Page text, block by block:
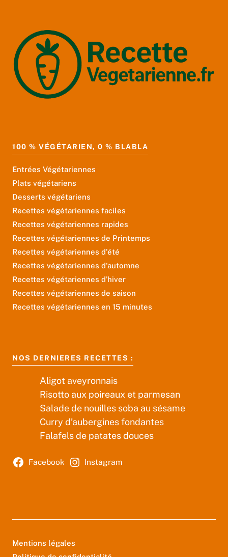
100 % VÉGÉTARIEN, 0 % BLABLA
Entrées Végétariennes
Plats végétariens
Desserts végétariens
Recettes végétariennes faciles
Recettes végétariennes rapides
Recettes végétariennes de Printemps
Recettes végétariennes d'été
Recettes végétariennes d'automne
Recettes végétariennes d'hiver
Recettes végétariennes de saison
Recettes végétariennes en 15 minutes
NOS DERNIERES RECETTES :
Aligot aveyronnais
Risotto aux poireaux et parmesan
Salade de nouilles soba au sésame
Curry d’aubergines fondantes
Falafels de patates douces
Facebook Instagram
Mentions légales